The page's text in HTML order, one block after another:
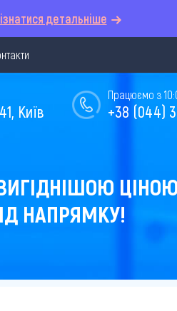
детальніше
Працюємо з
+38 (044)
Київ
НАПРЯМКУ!